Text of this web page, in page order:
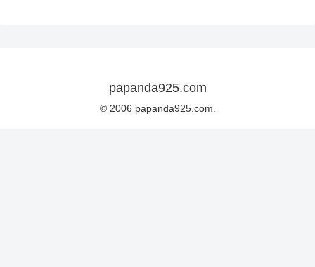
papanda925.com
© 2006 papanda925.com.